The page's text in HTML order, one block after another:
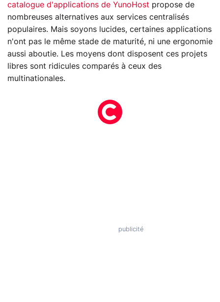
catalogue d'applications de YunoHost propose de
nombreuses alternatives aux services centralisés
populaires. Mais soyons lucides, certaines applications
n'ont pas le même stade de maturité, ni une ergonomie
aussi aboutie. Les moyens dont disposent ces projets
libres sont ridicules comparés à ceux des
multinationales.